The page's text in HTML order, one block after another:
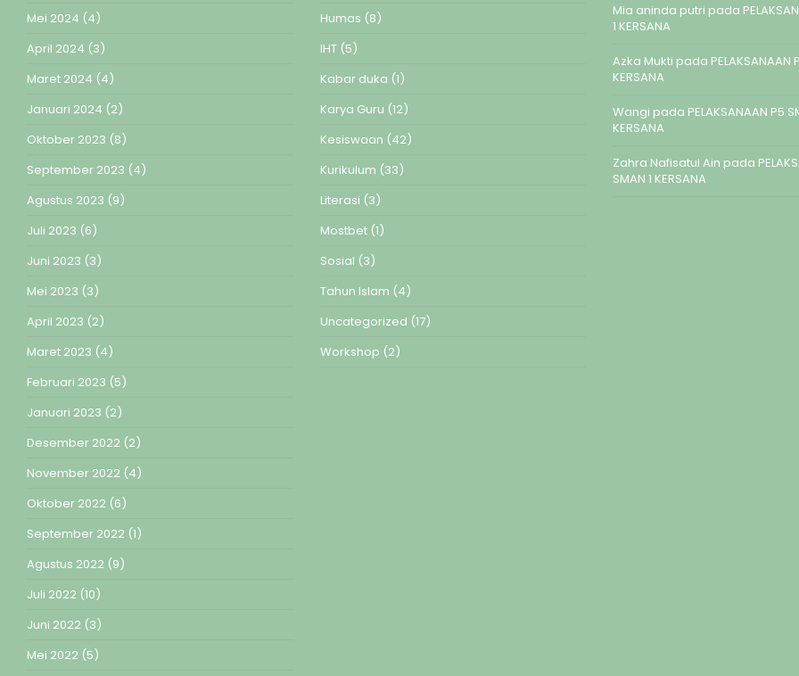
Mei 2024 (4)
April 2024 (3)
Maret 2024 (4)
Januari 2024 (2)
Oktober 2023 (8)
September 2023 (4)
Agustus 2023 (9)
Juli 2023 (6)
Juni 2023 (3)
Mei 2023 (3)
April 2023 (2)
Maret 2023 (4)
Februari 2023 (5)
Januari 2023 (2)
Desember 2022 (2)
November 2022 (4)
Oktober 2022 (6)
September 2022 (1)
Agustus 2022 (9)
Juli 2022 (10)
Juni 2022 (3)
Mei 2022 (5)
Humas (8)
IHT(5)
Kabar duka (1)
Karya Guru (12)
Kesiswaan (42)
Kurikulum (33)
Literasi (3)
Mostbet(1)
Sosial (3)
Tahun Islam (4)
Uncategorized (17)
Workshop (2)
Mia aninda putri pada
1 KERSANA
Azka Mukti pada PELAKSANAAN
KERSANA
Wangi pada PELAKSANAAN P5
KERSANA
Zahra Nafisatul Ain pada
SMAN 1 KERSANA